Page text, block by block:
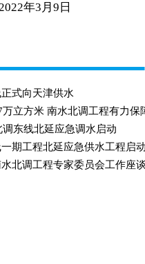
年3月9日
式向天津供水
万立方米 南水北调工程有力保
调东线北延应急调水启动
期工程北延应急供水工程启
北调工程专家委员会工作座